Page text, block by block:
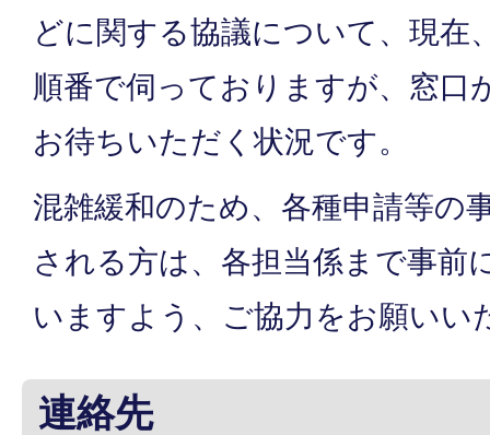
どに関する協議について、現在
順番で伺っておりますが、窓口
お待ちいただく状況です。
混雑緩和のため、各種申請等の
される方は、各担当係まで事前
いますよう、ご協力をお願いい
連絡先